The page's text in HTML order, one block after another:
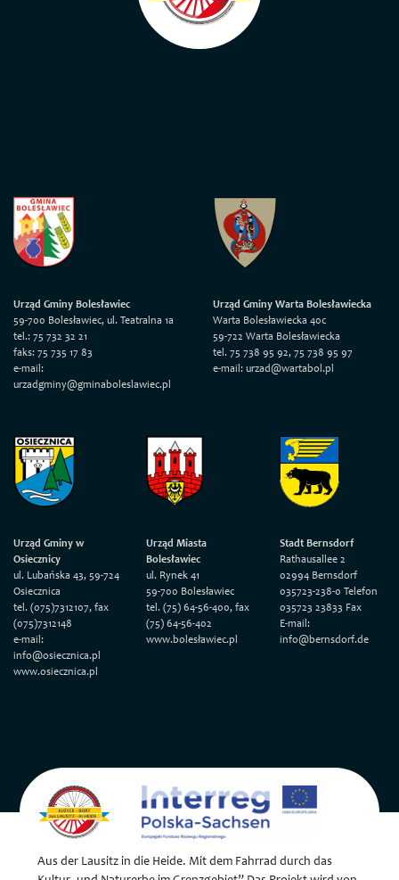
Urząd Gminy Bolesławiec
59-700 Bolesławiec, ul. Teatralna 1a
tel.: 75 732 32 21
faks: 75 735 17 83
e-mail:
urzadgminy@gminaboleslawiec.pl
Urząd Gminy Warta Bolesławiecka
Warta Bolesławiecka 40c
59-722 Warta Bolesławiecka
tel. 75 738 95 92, 75 738 95 97
e-mail: urzad@wartabol.pl
Urząd Gminy w
Osiecznicy
ul. Lubańska 43, 59-724
Osiecznica
tel. (075)7312107, fax
(075)7312148
e-mail:
info@osiecznica.pl
www.osiecznica.pl
Urząd Miasta
Bolesławiec
ul. Rynek 41
59-700 Bolesławiec
tel. (75) 64-56-400, fax
(75) 64-56-402
www.bolesławiec.pl
Stadt Bernsdorf
Rathausallee 2
02994 Bernsdorf
035723-238-0 Telefon
035723 23833 Fax
E-mail:
info@bernsdorf.de
Aus der Lausitz in die Heide. Mit dem Fahrrad durch das